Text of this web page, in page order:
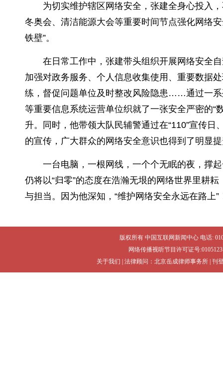
为切实维护辖区网络安全，张建全身心投入
冬奥会、清洁能源大会等重要时间节点强化网络
铁壁”。
在日常工作中，张建带头组织开展网络安全
加强对政务服务、个人信息收集使用、重要数据
练，督促问题单位及时整改风险隐患……通过一
等重要信息系统运营单位织就了一张安全严密的“
升。同时，他带领大队民辅警通过在“110”宣传
的宣传，广大群众的网络安全意识也得到了明显
一台电脑，一根网线，一个个无眠的夜，撑
仍将以“归零”的态度在浩瀚无垠的网络世界里耕
与担当。因为他深知，“维护网络安全永远在路上”